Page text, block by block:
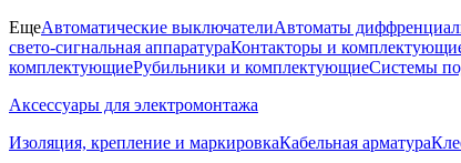
ЕщеАвтоматические выключателиАвтоматы
свето-сигнальная аппаратураКонтакторы и
комплектующиеРубильники и комплектующиеСистемы
Аксессуары для электромонтажа
Изоляция, крепление и маркировкаКабельная арматура